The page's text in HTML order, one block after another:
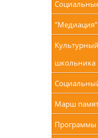
"Медиация"
школьника
Марш
Программы